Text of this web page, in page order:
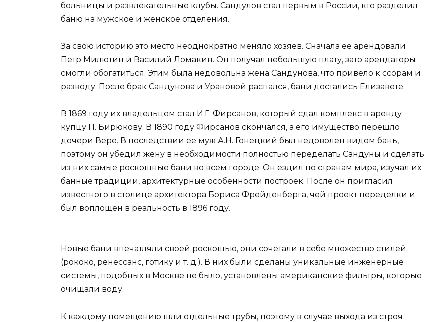
больницы и развлекательные клубы. Сандулов стал первым в России, кто разделил
баню на мужское и женское отделения.
За свою историю это место неоднократно меняло хозяев. Сначала ее арендовали
Петр Милютин и Василий Ломакин. Он получал небольшую плату, зато арендаторы
смогли обогатиться. Этим была недовольна жена Сандунова, что привело к ссорам и
разводу. После брак Сандунова и Урановой распался, бани достались Елизавете.
В 1869 году их владельцем стал И.Г. Фирсанов, который сдал комплекс в аренду
купцу П. Бирюкову. В 1890 году Фирсанов скончался, а его имущество перешло
дочери Вере. В последствии ее муж А.Н. Гонецкий был недоволен видом бань,
поэтому он убедил жену в необходимости полностью переделать Сандуны и сделать
из них самые роскошные бани во всем городе. Он ездил по странам мира, изучал их
банные традиции, архитектурные особенности построек. После он пригласил
известного в столице архитектора Бориса Фрейденберга, чей проект переделки и
был воплощен в реальность в 1896 году.
Новые бани впечатляли своей роскошью, они сочетали в себе множество стилей
(рококо, ренессанс, готику и т. д.). В них были сделаны уникальные инженерные
системы, подобных в Москве не было, установлены американские фильтры, которые
очищали воду.
К каждому помещению шли отдельные трубы, поэтому в случае выхода из строя